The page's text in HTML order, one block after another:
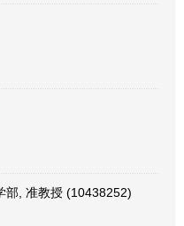
部, 准教授 (10438252)